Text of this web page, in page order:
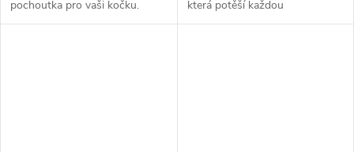
pochoutka pro vaši kočku.
Jedná se o kapsičku s
která potěší každou
kočku. Jedná se o kapsičku